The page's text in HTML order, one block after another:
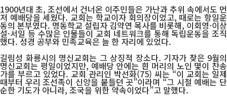
1900년대 초, 조선에서 건너온 이주민들은 가난과 추위 속에서도 먼
저 예배당을 세웠다. 교회는 학교이자 회의장이었고, 때로는 항일운
동의 본부였다. 명동학교 설립자 김약연 목사를 비롯해, 이회영·이상
설·서일 등 수많은 인물들이 교회 네트워크를 통해 독립운동을 조직
했다. 성경 공부와 민족교육은 늘 한 자리에 있었다.
길림성 화룡시의 명신교회는 그 상징적 장소다. 기자가 찾은 9월의
명신교회는 평일이었지만, 예배당 안에는 흰 머리의 노인 몇이 찬송
가를 부르고 있었다. 교회 관리인 박선화(75) 씨는 “이 교회는 일제
때부터 우리 조선족이 신앙을 붙들던 곳”이라며 “그 시절 예배는 단
순한 기도가 아니라, 조국을 위한 약속이었다”고 말했다.